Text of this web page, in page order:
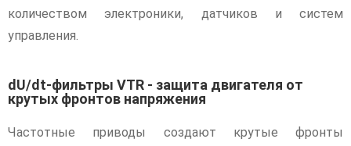
количеством электроники, датчиков и систем
управления.
dU/dt-фильтры VTR - защита двигателя от
крутых фронтов напряжения
Частотные приводы создают крутые фронты